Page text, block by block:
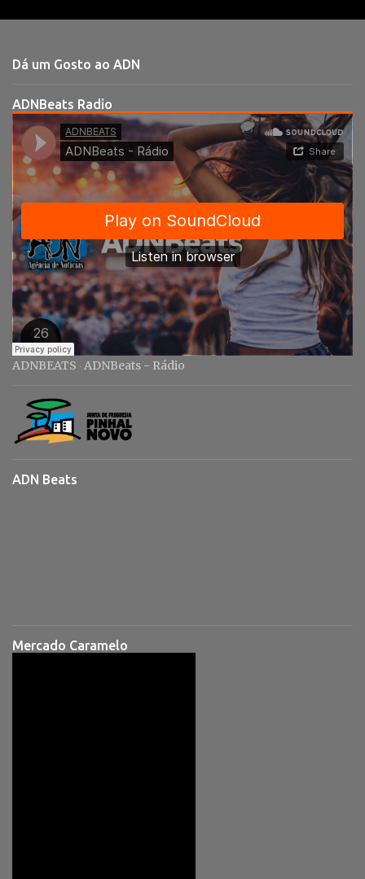
t
r
i
s
Dá um Gosto ao ADN
ADNBeats Radio
ADNBEATS · ADNBeats - Rádio
ADN Beats
Mercado Caramelo